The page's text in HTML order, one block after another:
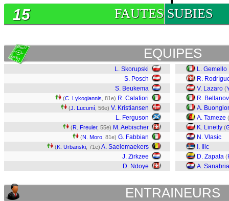
FAUTES SUBIES
15
EQUIPES
L. Skorupski
S. Posch
S. Beukema
(C. Lykogiannis , 81e) R. Calafiori
(J. Lucumí , 56e) V. Kristiansen
L. Ferguson
(R. Freuler, 55e) M. Aebischer
(N. Moro , 81e) G. Fabbian
(K. Urbanski , 71e) A. Saelemaekers
J. Zirkzee
D. Ndoye
L. Gemello
R.
V. Lazaro (
R.
A.
A. Tameze (
K. Linetty (
N. Vlasic
I. Ilic
D. Zapata (
A. Sanabria
ENTRAINEURS